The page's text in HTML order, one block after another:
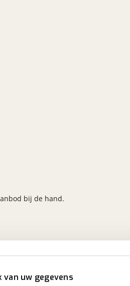
uw gegevens
bij de hand.